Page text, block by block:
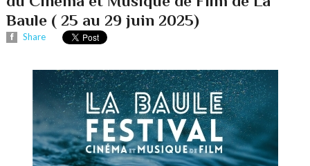
Baule ( 25 au 29 juin 2025)
Share